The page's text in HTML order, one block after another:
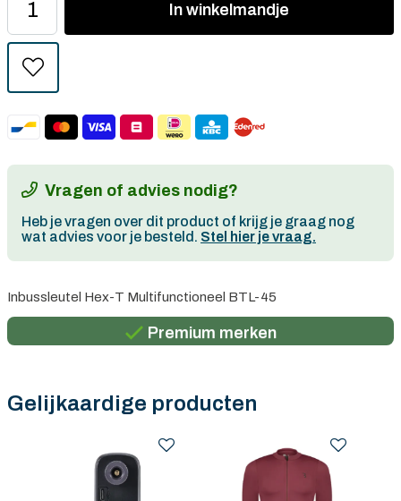
In winkelmandje
Vragen of advies nodig?
Heb je vragen over dit product of krijg je graag nog
wat advies voor je besteld. Stel hier je vraag.
Inbussleutel Hex-T Multifunctioneel BTL-45
Gratis verzending in België vanaf €100
Premium merken
Gelijkaardige producten